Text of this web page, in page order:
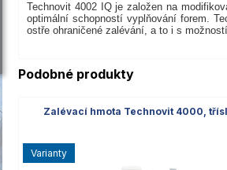
Technovit 4002 IQ je založen na
optimální schopností vyplňování forem.
ostře ohraničené zalévání, a to i s
Podobné produkty
Zalévací hmota Technovit 4000,
varianty